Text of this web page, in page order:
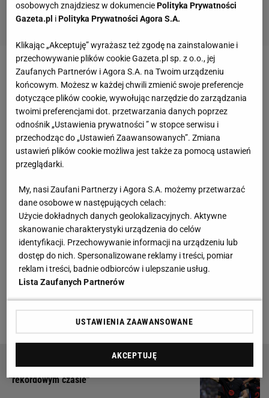
Zobacz wideoDuża niespodzianka w Premier
League. Arsenal przegrywa u siebie z Bournemouth
Real Madryt szykuje rewolucję przed kolejnym
sezonem. Xabi Alonso zażyczył sobie tego
transferu
Praktycznie przesądzone jest sprowadzenie Trenta
Alexandra-Arnolda (na zasadzie wolnego transferu z
Liverpoolu), jak również pożegnanie Carlo
Ancelottiego. Tego drugiego ma zastąpić Xabi
Alonso (obecnie zatrudniony w Bayerze
Leverkusen), który, mimo że jeszcze nie przejął
Realu, to już postawił żądania szefom klubu. A jedno
z nich najpewniej zostanie spełnione.
Wieści o Lewandowskim obiegły Włochy. Piszą o
"rekordowym czasie"
osobowych znajdziesz w dokumenciePolityka Prywatności
Gazeta.pl iPolityka Prywatności Agora S.A.
Klikając „Akceptuję” wyrażasz też zgodę na zainstalowanie i
przechowywanie plików cookie Gazeta.pl sp. z o.o., jej
Zaufanych Partnerów i Agora S.A. na Twoim urządzeniu
końcowym. Możesz w każdej chwili zmienić swoje preferencje
dotyczące plików cookie, wywołując narzędzie do zarządzania
twoimi preferencjami dot. przetwarzania danych poprzez
odnośnik „Ustawienia prywatności ” w stopce serwisu i
przechodząc do „Ustawień Zaawansowanych”. Zmiana
ustawień plików cookie możliwa jest także za pomocą ustawień
przeglądarki.
My, nasi Zaufani Partnerzy i Agora S.A. możemy przetwarzać
dane osobowe w następujących celach:
Użycie dokładnych danych geolokalizacyjnych. Aktywne
skanowanie charakterystyki urządzenia do celów
identyfikacji. Przechowywanie informacji na urządzeniu lub
dostęp do nich. Spersonalizowane reklamy i treści, pomiar
reklam i treści, badnie odbiorców i ulepszanie usług.
Lista Zaufanych Partnerów
USTAWIENIA ZAAWANSOWANE
AKCEPTUJĘ